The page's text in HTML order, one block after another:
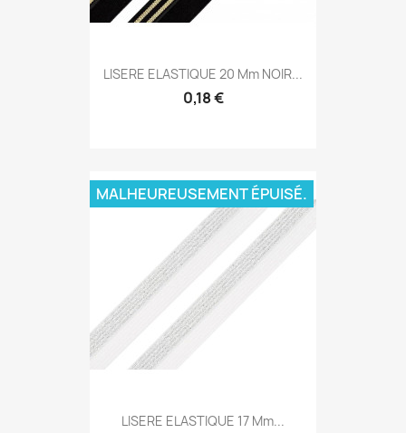
LISERE ELASTIQUE 20 Mm NOIR...
0,18 €
LISERE ELASTIQUE 17 Mm...
MALHEUREUSEMENT ÉPUISÉ.